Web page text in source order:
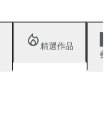
精選作品